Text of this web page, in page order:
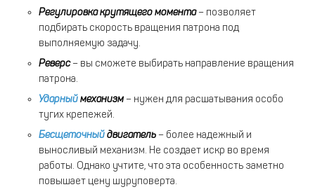
Регулировка крутящего момента– позволяет
подбирать скорость вращения патрона под
выполняемую задачу.
Реверс– вы сможете выбирать направление вращения
патрона.
Ударныймеханизм – нужен для расшатывания особо
тугих крепежей.
Бесщеточныйдвигатель – более надежный и
выносливый механизм. Не создает искр во время
работы. Однако учтите, что эта особенность заметно
повышает цену шуруповерта.